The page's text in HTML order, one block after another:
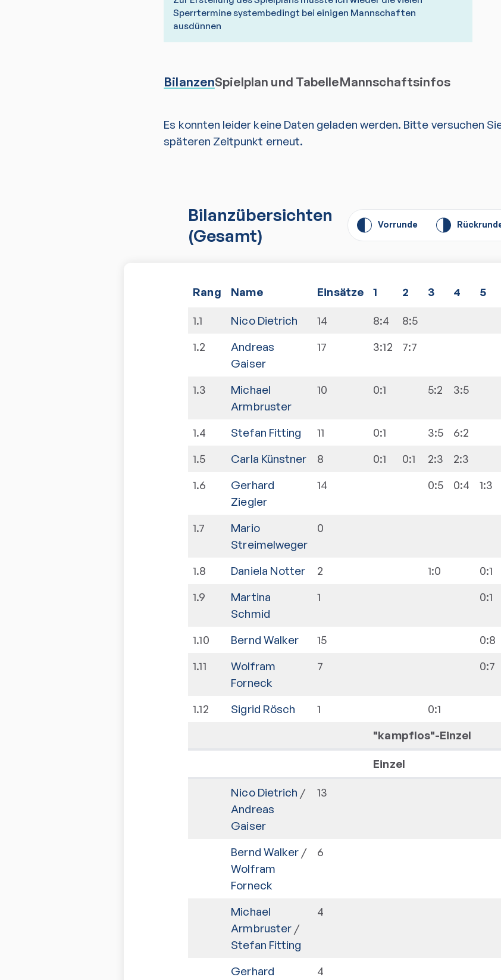
Sperrtermine systembedingt bei einigen Mannschaften
ausdünnen
BilanzenSpielplan und TabelleMannschaftsinfos
Es konnten leider keine Daten geladen werden. Bitte versuchen
späteren Zeitpunkt erneut.
Bilanzübersichten
(Gesamt)
Vorrunde
Rang Name Einsätze 1 2 3 4 5
1.1 Nico Dietrich 14 8:4 8:5
1.2
Andreas
Gaiser
17 3:12 7:7
1.3
Michael
Armbruster
10 0:1 5:2 3:5
1.4 Stefan Fitting 11 0:1 3:5 6:2
1.5 Carla Künstner 8 0:1 0:1 2:3 2:3
1.6
Gerhard
Ziegler
14 0:5 0:4 1:3
1.7
Mario
Streimelweger
0
1.8 Daniela Notter 2 1:0 0:1
1.9
Martina
Schmid
1 0:1
1.10 Bernd Walker 15 0:8
1.11
Wolfram
Forneck
7 0:7
1.12 Sigrid Rösch 1 0:1
"kampflos"-Einzel
Einzel
Nico Dietrich /
Andreas
Gaiser
13
Bernd Walker /
Wolfram
Forneck
6
Michael
Armbruster/
Stefan Fitting
4
Gerhard
4